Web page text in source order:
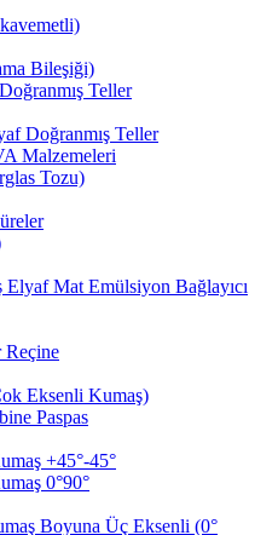
Bileşiği)
Teller
Doğranmış Teller
Malzemeleri
Tozu)
Elyaf Mat Emülsiyon Bağlayıcı
Reçine
Eksenli Kumaş)
Paspas
+45°-45°
0°90°
Boyuna Üç Eksenli (0°